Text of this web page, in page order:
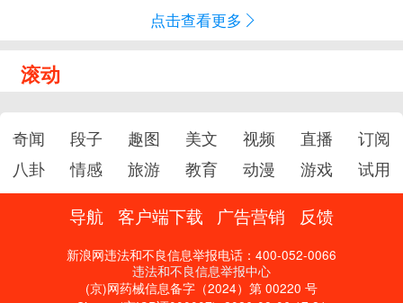
点击查看更多
滚动
奇闻 段子 趣图 美文 视频 直播
订阅
八卦
情感 旅游 教育 动漫 游戏 试用
导航 客户端下载 广告营销 反馈
新浪网违法和不良信息举报电话：400-052-0066
违法和不良信息举报中心
(京)网药械信息备字（2024）第 00220 号